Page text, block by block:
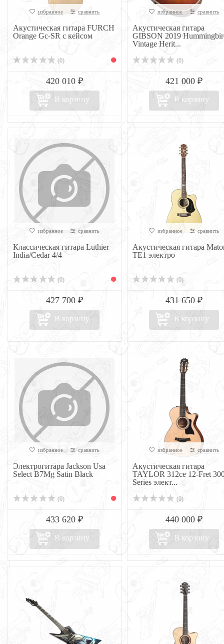
избранное сравнить
Акустическая гитара FURCH
Orange Gc-SR с кейсом
(0)
420 010 ₽
В корзину
избранное сравнить
Акустическая гитара
GIBSON 2019
Vintage Herit...
(0)
421 000 ₽
В корзину
избранное сравнить
Классическая гитара Luthier
India/Cedar 4/4
(0)
427 700 ₽
В корзину
избранное сравнить
Акустическая гитара
TE1 электро
(0)
431 650 ₽
В корзину
избранное сравнить
Электрогитара Jackson Usa
Select B7Mg Satin Black
(0)
433 620 ₽
В корзину
избранное сравнить
Акустическая гитара
TAYLOR 312ce 12-Fret
Series элект...
(0)
440 000 ₽
В корзину